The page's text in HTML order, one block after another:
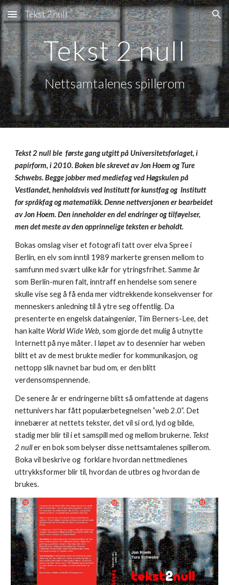
Skip to main content Skip to navigation
Tekst 2 null
Tekst 2 null
Nettsamtalenes spillerom
Tekst 2 null ble  første gang utgitt på Universitetsforlaget, i
papirform, i 2010. Boken ble skrevet av Jon Hoem og Ture
Schwebs. Begge jobber med mediefag ved Høgskulen på
Vestlandet, henholdsvis ved Institutt for kunstfag og  Institutt
for språkfag og matematikk. Denne nettversjonen er bearbeidet
av Jon Hoem. Den inneholder en del endringer og tilføyelser,
men det meste av den opprinnelige teksten er beholdt.
Bokas omslag viser et fotografi tatt over elva Spree i
Berlin, en elv som inntil 1989 markerte grensen mellom to
samfunn med svært ulike kår for ytringsfrihet. Samme år
som Berlin-muren falt, inntraff en hendelse som senere
skulle vise seg å få enda mer vidtrekkende konsekvenser for
menneskers anledning til å ytre seg offentlig. Da
presenterte en engelsk dataingeniør, Tim Berners-Lee, det
han kalte World Wide Web, som gjorde det mulig å utnytte
Internett på nye måter. I løpet av to desennier har weben
blitt et av de mest brukte medier for kommunikasjon, og
nettopp slik navnet bar bud om, er den blitt
verdensomspennende.
De senere år er endringerne blitt så omfattende at dagens
nettunivers har fått populærbetegnelsen ”web 2.0”. Det
innebærer at nettets tekster, det vil si ord, lyd og bilde,
stadig mer blir til i et samspill med og mellom brukerne. Tekst
2 null er en bok som belyser disse nettsamtalenes spillerom.
Boka vil beskrive og  forklare hvordan nettmedienes
uttrykksformer blir til, hvordan de utbres og hvordan de
brukes.